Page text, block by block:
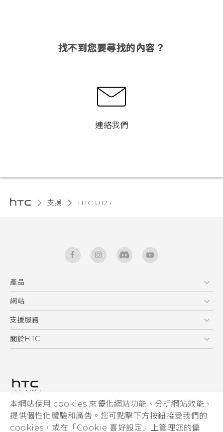
本網站使用 cookies 來優化網站功能、分析網站效能、
提供個性化體驗和廣告。您可點擊下方按鈕接受我們的
cookies，或在「Cookie 喜好設定」上管理您的偏
找不到您要尋找的內容？
連絡我們
支援 HTC U12+‎
產品
5G
智能手機
區塊鍊手機
網站
HTC Dev
HTC Research
支援服務
服務中心
關於HTC
私隱政策
產品安全
加入HTC
© 2011-2026 HTC Corporation
HTC 法律文件